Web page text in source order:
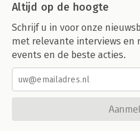
Altijd op de hoogte
Schrijf u in voor onze
met relevante interviews en
events en de beste acties.